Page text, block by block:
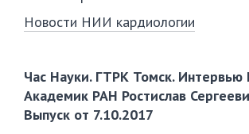
Новости НИИ кардиологии
Час Науки. ГТРК Томск. Интервью
Академик РАН Ростислав
Выпуск от 7.10.2017